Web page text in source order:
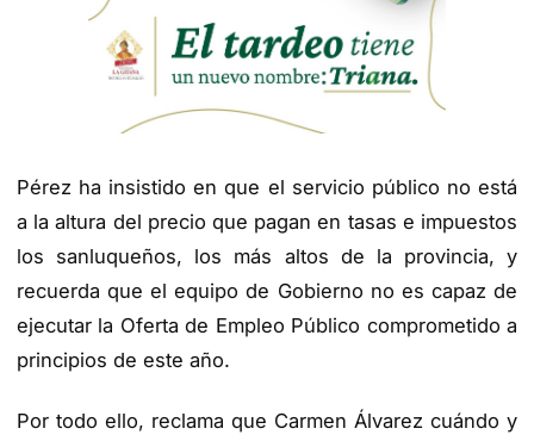
Pérez ha insistido en que el servicio público no está
a la altura del precio que pagan en tasas e impuestos
los sanluqueños, los más altos de la provincia, y
recuerda que el equipo de Gobierno no es capaz de
ejecutar la Oferta de Empleo Público comprometido a
principios de este año.
Por todo ello, reclama que Carmen Álvarez cuándo y